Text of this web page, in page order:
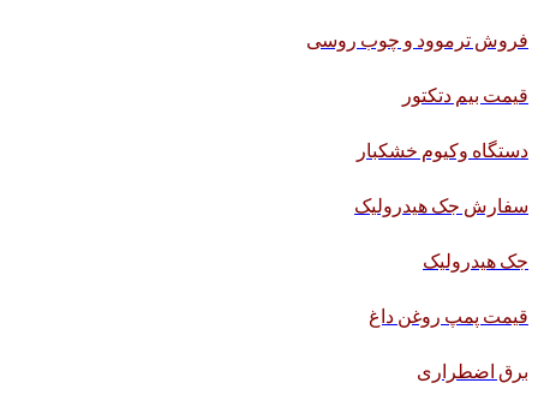
فروش ترموود و چوب روسی
قیمت بیم دتکتور
دستگاه وکیوم خشکبار
سفارش جک هیدرولیک
جک هیدرولیک
قیمت پمپ روغن داغ
برق اضطراری